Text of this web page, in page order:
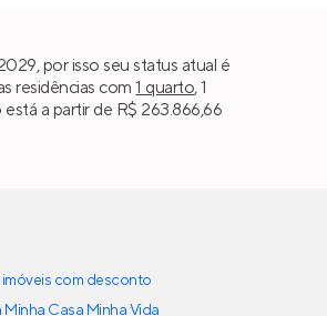
por isso seu status atual é
residências com1 quarto, 1
a partir de R$ 263.866,66
com desconto
Minha Casa Minha Vida